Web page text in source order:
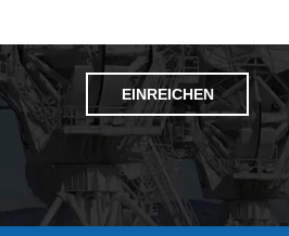
EINREICHEN